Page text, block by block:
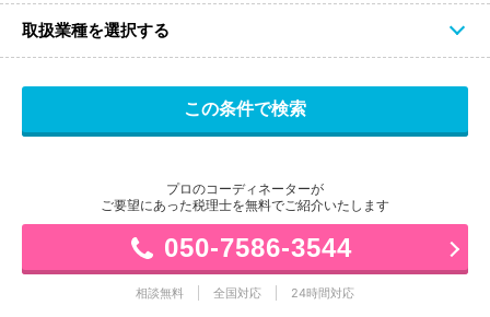
取扱業種を選択する
プロのコーディネーターが
ご要望にあった税理士を無料でご紹介いたします
050-7586-3544
相談無料 全国対応 24時間対応